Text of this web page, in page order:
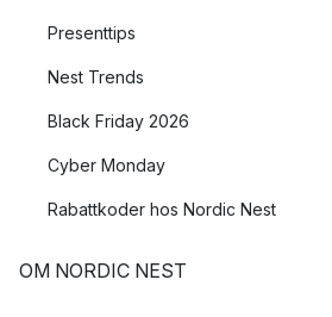
Presenttips
Nest Trends
Black Friday 2026
Cyber Monday
Rabattkoder hos Nordic Nest
OM NORDIC NEST